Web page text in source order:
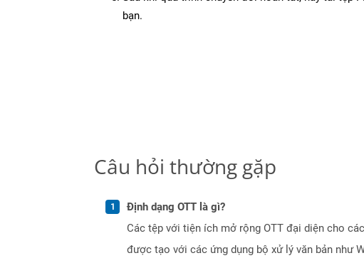
bạn.
Câu hỏi thường gặp
Định dạng OTT là gì?
Các tệp với tiện ích mở rộng OTT đại diện cho
được tạo với các ứng dụng bộ xử lý văn bản như